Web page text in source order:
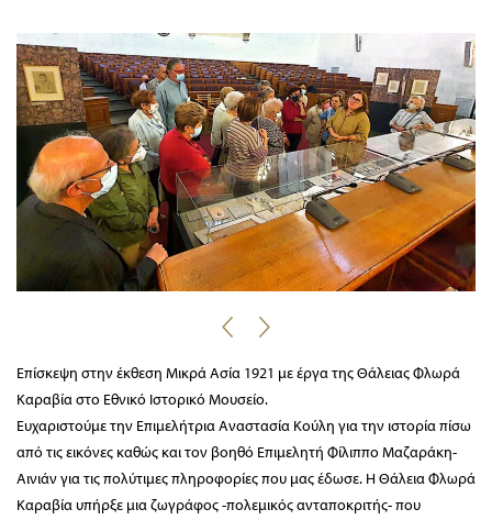
Επίσκεψη στην έκθεση Μικρά Ασία 1921 με έργα της Θάλειας Φλωρά
Καραβία στο Εθνικό Ιστορικό Μουσείο.
Ευχαριστούμε την Επιμελήτρια Αναστασία Κούλη για την ιστορία πίσω
από τις εικόνες καθώς και τον βοηθό Επιμελητή Φίλιππο Μαζαράκη-
Αινιάν για τις πολύτιμες πληροφορίες που μας έδωσε. Η Θάλεια Φλωρά
Καραβία υπήρξε μια ζωγράφος -πολεμικός ανταποκριτής- που